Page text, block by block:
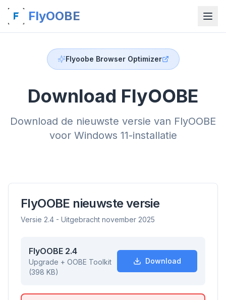
FlyOOBE
Flyoobe Browser Optimizer
Download FlyOOBE
Download de nieuwste versie van FlyOOBE
voor Windows 11-installatie
FlyOOBE nieuwste versie
Versie 2.4 - Uitgebracht november 2025
FlyOOBE 2.4
Upgrade + OOBE Toolkit
(398 KB)
Download